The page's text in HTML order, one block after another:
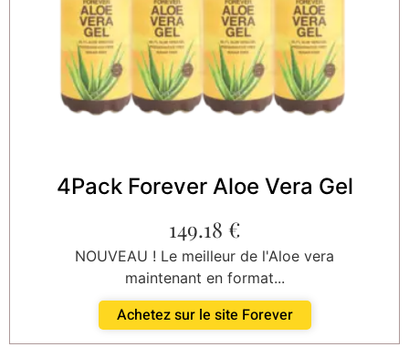
4Pack Forever Aloe Vera Gel
149.18 €
NOUVEAU ! Le meilleur de l'Aloe vera
maintenant en format...
Achetez sur le site Forever